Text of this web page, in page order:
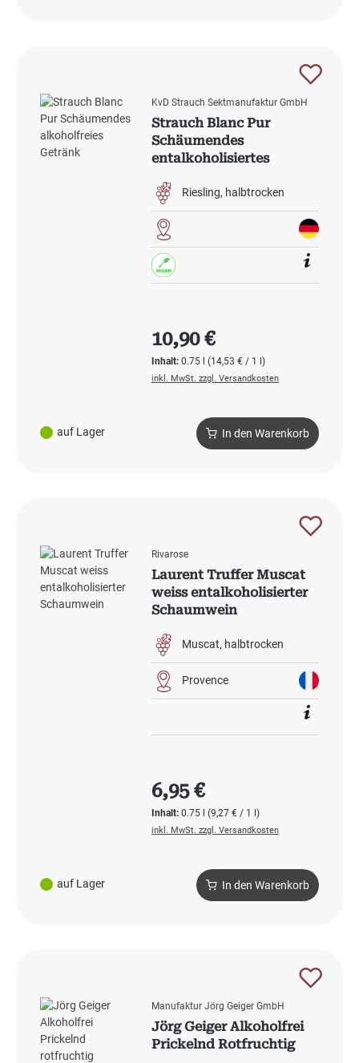
auf Lager
KvD Strauch Sektmanufaktur GmbH
Strauch Blanc Pur
Schäumendes
entalkoholisiertes
Riesling halbtrocken
Inhalt:0.75 l(14,53 € / 1 l)
Regulärer Preis:
10,90 €
inkl. MwSt. zzgl. Versandkosten
In den Warenkorb
auf Lager
Rivarose
Laurent Truffer Muscat
weiss entalkoholisierter
Schaumwein
Muscat halbtrocken
Provence
Inhalt:0.75 l(9,27 € / 1 l)
Regulärer Preis:
6,95 €
inkl. MwSt. zzgl. Versandkosten
In den Warenkorb
Manufaktur Jörg Geiger GmbH
Jörg Geiger Alkoholfrei
Prickelnd Rotfruchtig